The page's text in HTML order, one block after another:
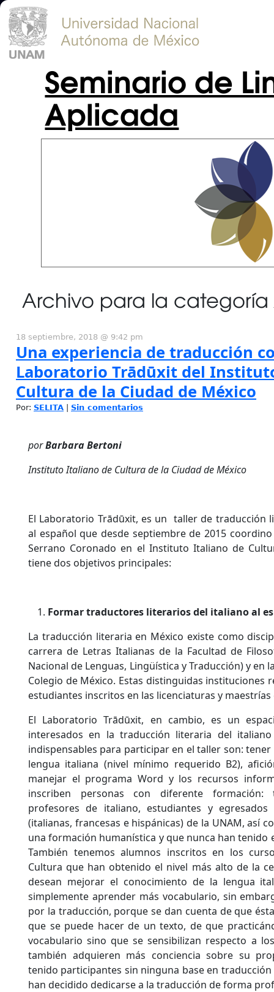
Seminario de
Aplicada
Archivo para la categoría
18 septiembre, 2018 @ 9:42 pm
Una experiencia de traducción
Laboratorio Trādūxit del
Cultura de la Ciudad de México
Por: SELITA Sin comentarios
porBarbara Bertoni
Instituto Italiano de Cultura de la Ciudad de México
El Laboratorio Trādūxit, es un taller de traducción
al español que desde septiembre de 2015
Serrano Coronado en el Instituto Italiano de
tiene dos objetivos principales:
Formar traductores literarios del italiano al
La traducción literaria en México existe como
carrera de Letras Italianas de la Facultad de
Nacional de Lenguas, Lingüística y Traducción) y en
Colegio de México. Estas distinguidas instituciones
estudiantes inscritos en las licenciaturas y
El Laboratorio Trādūxit, en cambio, es un
interesados en la traducción literaria del
indispensables para participar en el taller son:
lengua italiana (nivel mínimo requerido B2),
manejar el programa Word y los recursos
inscriben personas con diferente formación:
profesores de italiano, estudiantes y
(italianas, francesas e hispánicas) de la UNAM, así
una formación humanística y que nunca han tenido
También tenemos alumnos inscritos en los
Cultura que han obtenido el nivel más alto de la
desean mejorar el conocimiento de la lengua
simplemente aprender más vocabulario, sin
por la traducción, porque se dan cuenta de que
que se puede hacer de un texto, de que
vocabulario sino que se sensibilizan respecto a
también adquieren más conciencia sobre su
tenido participantes sin ninguna base en
han decidido dedicarse a la traducción de forma